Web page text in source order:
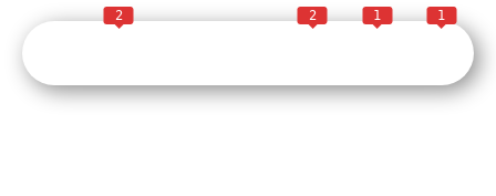
2 2 1 1